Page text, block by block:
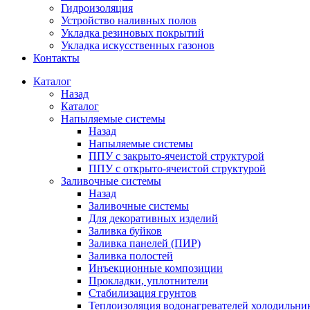
Гидроизоляция
Устройство наливных полов
Укладка резиновых покрытий
Укладка искусственных газонов
Контакты
Каталог
Назад
Каталог
Напыляемые системы
Назад
Напыляемые системы
ППУ с закрыто-ячеистой структурой
ППУ с открыто-ячеистой структурой
Заливочные системы
Назад
Заливочные системы
Для декоративных изделий
Заливка буйков
Заливка панелей (ПИР)
Заливка полостей
Инъекционные композиции
Прокладки, уплотнители
Стабилизация грунтов
Теплоизоляция водонагревателей